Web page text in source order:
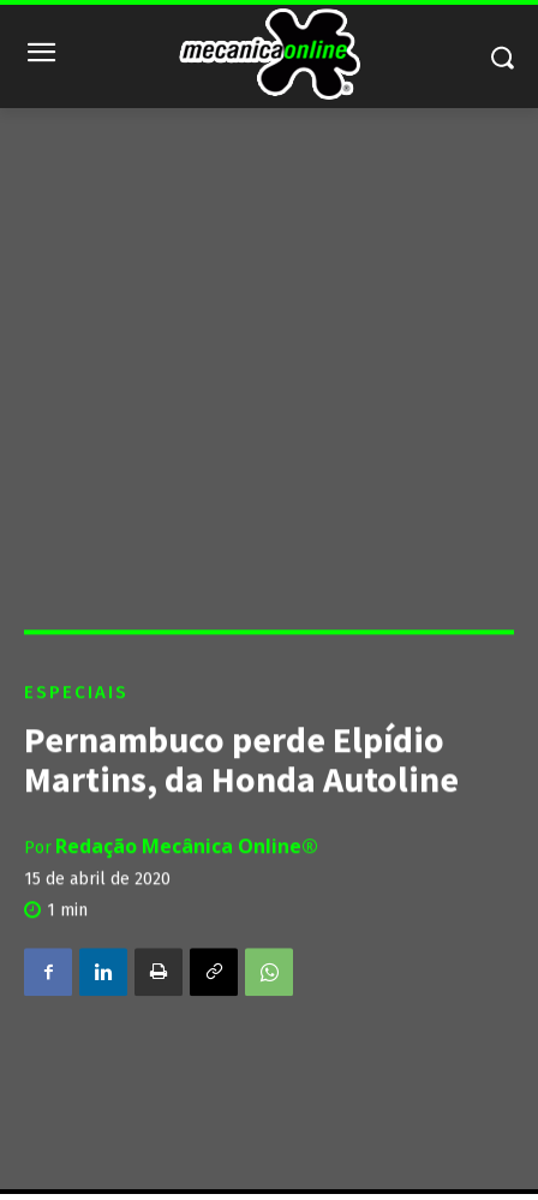
ESPECIAIS
Pernambuco perde Elpídio
Martins, da Honda Autoline
Por Redação Mecânica Online®
15 de abril de 2020
1 min